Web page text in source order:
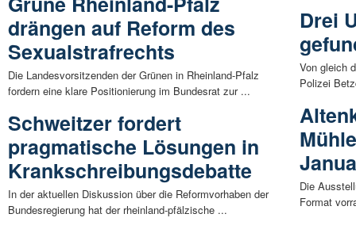
drängen auf Reform des
Sexualstrafrechts
Die Landesvorsitzenden der Grünen in Rheinland-Pfalz
fordern eine klare Positionierung im Bundesrat zur ...
Schweitzer fordert
pragmatische Lösungen in
Krankschreibungsdebatte
In der aktuellen Diskussion über die Reformvorhaben der
Bundesregierung hat der rheinland-pfälzische ...
Drei
Von gleich
Polizei
Die
Format